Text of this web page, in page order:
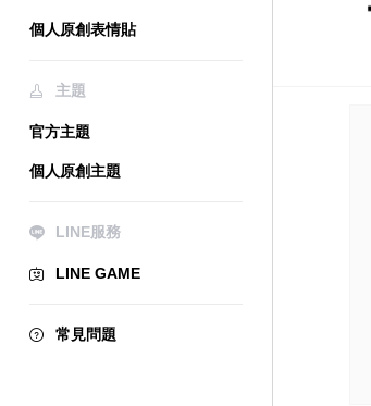
個人原創表情貼
主題
官方主題
個人原創主題
LINE服務
LINE GAME
常見問題